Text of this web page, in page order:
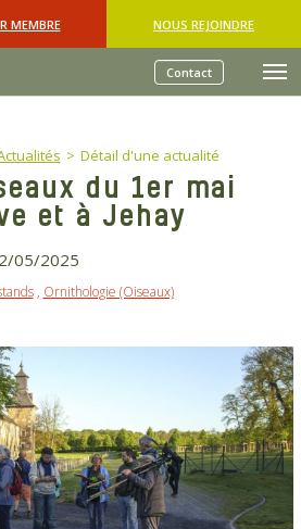
MEMBRE NOUS REJOINDRE
Contact
Détail d'une actualité
du 1er mai
et à Jehay
05/2025
, Ornithologie (Oiseaux)